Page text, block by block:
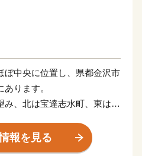
中央に位置し、県都金沢市
ります。
み、北は宝達志水町、東は津
に向かい、山地、丘陵地、
丘地で形成されており、北部
報を見る